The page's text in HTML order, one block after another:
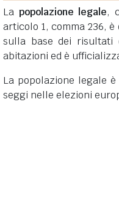
La popolazione legale,
articolo 1, comma 236,
sulla base dei risultati
abitazioni ed è
La popolazione legale
seggi nelle elezioni